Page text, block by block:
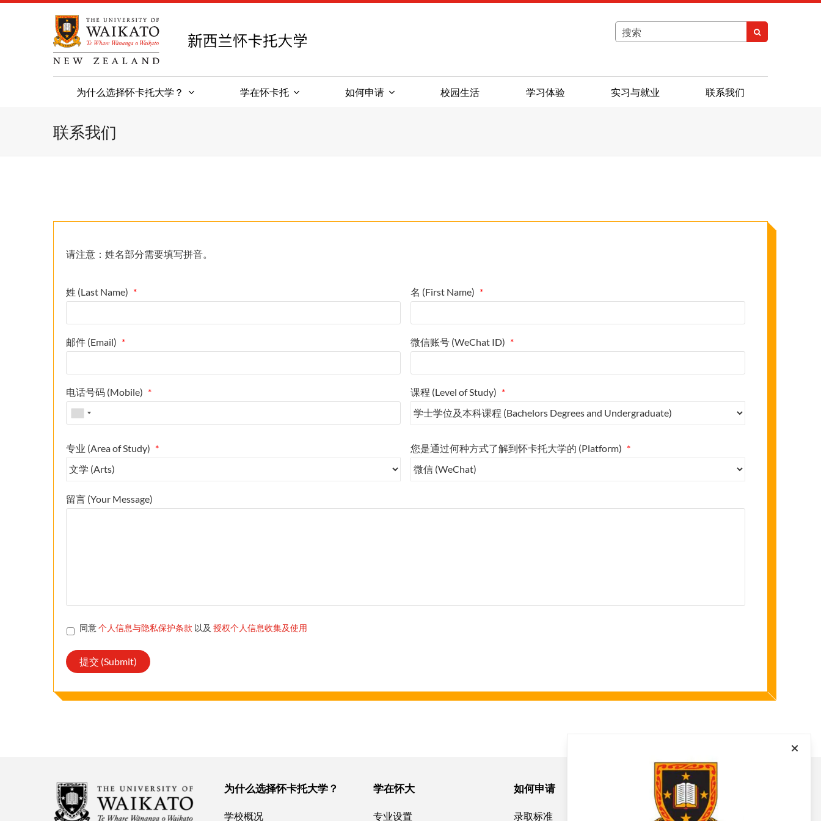
搜
索
为什么选择怀卡托大学？ 学在怀卡托 如何申请 校园生活 学习体验 实习与就业 联系我们
联系我们
请注意：姓名部分需要填写拼音。
姓 (Last Name) * 名 (First Name) *
邮件 (Email) * 微信账号 (WeChat ID) *
电话号码 (Mobile) * 课程 (Level of Study) *
专业 (Area of Study) * 您是通过何种方式了解到怀卡托大学的 (Platform) *
留言 (Your Message)
相
关
条
款
*
同意个人信息与隐私保护条款 以及 授权个人信息收集及使用
为什么选择怀卡托大学？
学校概况
学在怀大
专业设置
如何申请
录取标准
校园生活
学生活动